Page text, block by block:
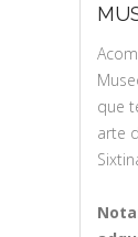
que
arte